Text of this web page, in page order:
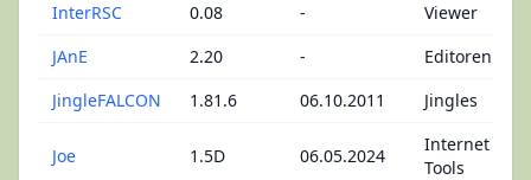
InterRSC
0.08 -
Viewer
JAnE
2.20 -
Editoren
JingleFALCON
1.81.6 06.10.2011 Jingles
Joe 1.5D 06.05.2024
Internet -
Tools